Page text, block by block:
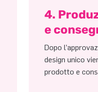
4.
e
Dopo
design unico
prodotto e